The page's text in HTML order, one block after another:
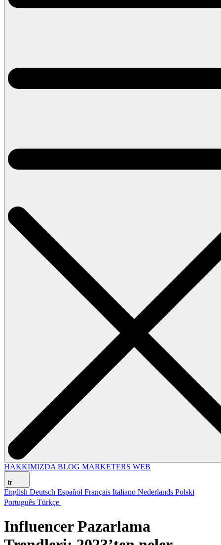
HAKKIMIZDA BLOG MARKETERS WEB
tr
English Deutsch Español Français Italiano Nederlands Polski
Português Türkçe
Influencer Pazarlama